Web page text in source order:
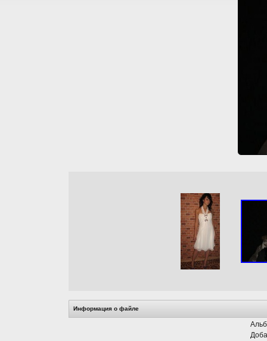
Информация о файле